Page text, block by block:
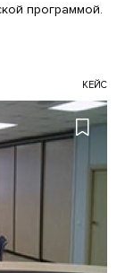
программой.
КЕЙС